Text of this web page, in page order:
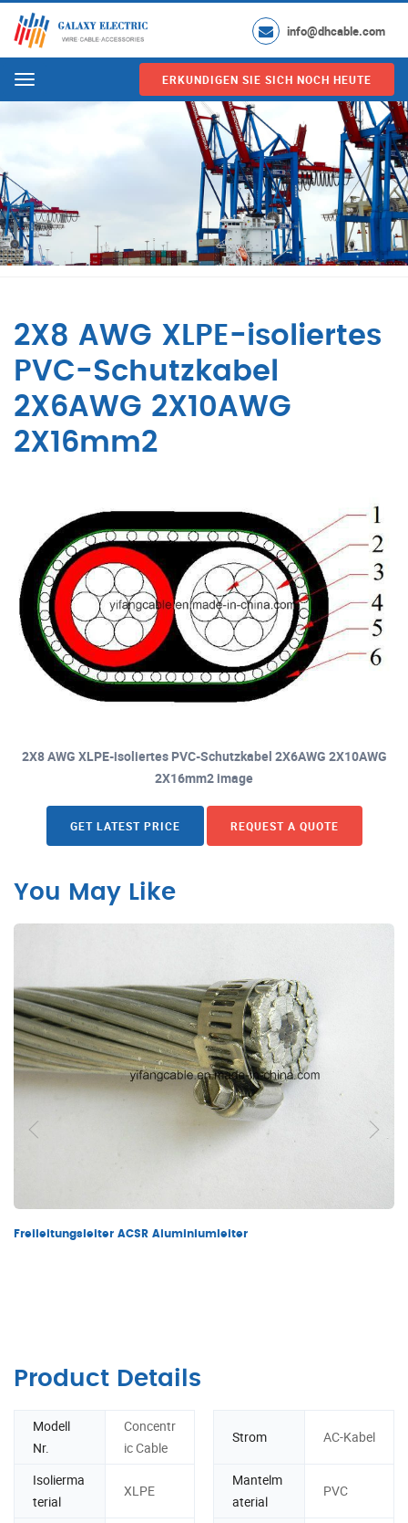
info@dhcable.com
Menu ERKUNDIGEN SIE SICH NOCH HEUTE
2X8 AWG XLPE-isoliertes
PVC-Schutzkabel
2X6AWG 2X10AWG
2X16mm2
2X8 AWG XLPE-isoliertes PVC-Schutzkabel 2X6AWG 2X10AWG
2X16mm2 image
GET LATEST PRICE REQUEST A QUOTE
You May Like
Freileitungsleiter ACSR Aluminiumleiter
Product Details
Modell
Nr.
Concentr
ic Cable
Strom AC-Kabel
Isolierma
terial
XLPE
Mantelm
aterial
PVC